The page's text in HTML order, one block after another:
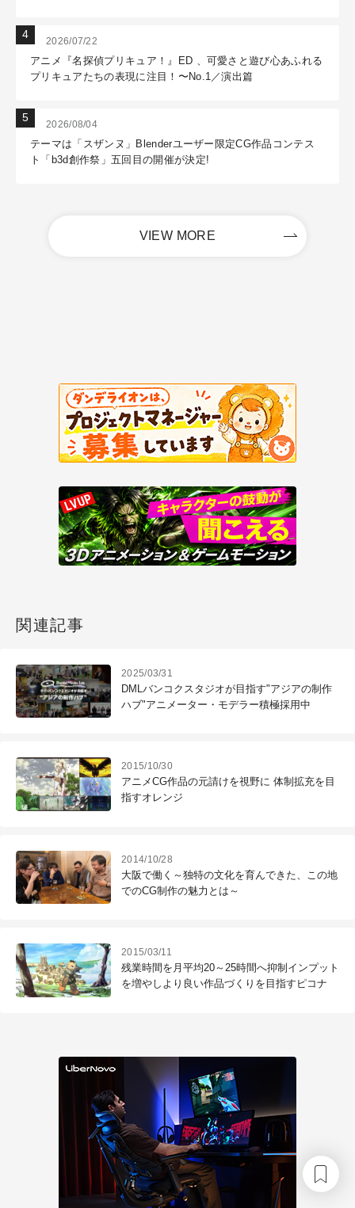
2026/07/22
アニメ『名探偵プリキュア！』ED 、可愛さと遊び心あふれる
プリキュアたちの表現に注目！〜No.1／演出篇
2026/08/04
テーマは「スザンヌ」Blenderユーザー限定CG作品コンテス
ト「b3d創作祭」五回目の開催が決定!
VIEW MORE
関連記事
2025/03/31
DMLバンコクスタジオが目指す"アジアの制作
ハブ"アニメーター・モデラー積極採用中
2015/10/30
アニメCG作品の元請けを視野に 体制拡充を目
指すオレンジ
2014/10/28
大阪で働く～独特の文化を育んできた、この地
でのCG制作の魅力とは～
2015/03/11
残業時間を月平均20～25時間へ抑制インプット
を増やしより良い作品づくりを目指すピコナ